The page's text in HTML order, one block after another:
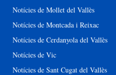
Notícies de Mollet del Vallès
Notícies de Montcada i Reixac
Notícies de Cerdanyola del Vallès
Notícies de Vic
Notícies de Sant Cugat del Vallès